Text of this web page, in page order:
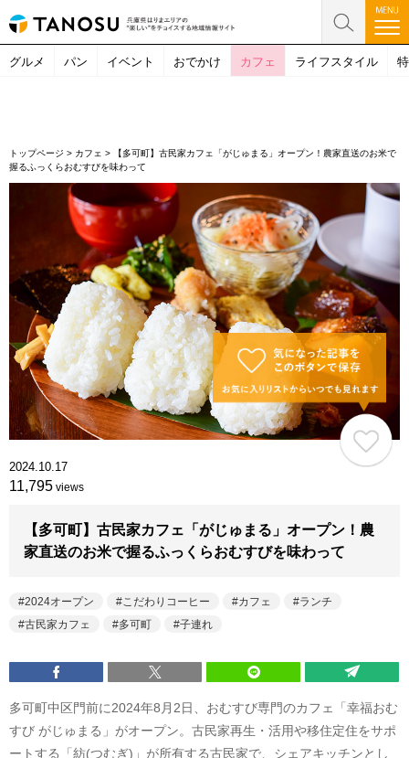
グルメ パン イベント おでかけ カフェ ライフスタイル
トップページ > カフェ >
【多可町】古民家カフェ「がじゅまる」オープン！農家直送のお米で
握るふっくらおむすびを味わって
2024.10.17
11,795 views
【多可町】古民家カフェ「がじゅまる」オープン！農
家直送のお米で握るふっくらおむすびを味わって
2024オープン こだわりコーヒー カフェ
ランチ
古民家カフェ
多可町 子連れ
多可町中区門前に2024年8月2日、おむすび専門のカフェ「幸福おむ
すび がじゅまる」がオープン。古民家再生・活用や移住定住をサポ
ートする「紡(つむぎ)」が所有する古民家で、シェアキッチンとし